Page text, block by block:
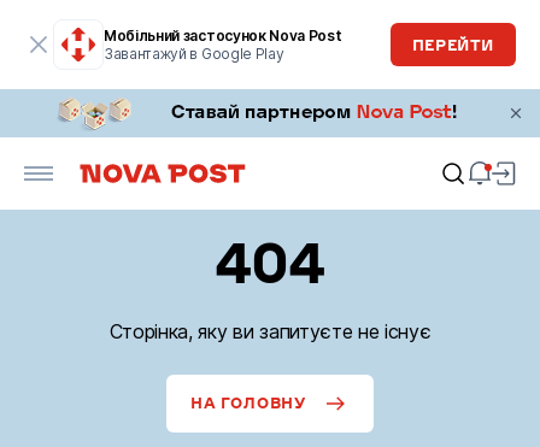
Мобільний застосунок Nova Post
Завантажуй в Google Play
ПЕРЕЙТИ
404
Сторінка, яку ви запитуєте не існує
НА ГОЛОВНУ